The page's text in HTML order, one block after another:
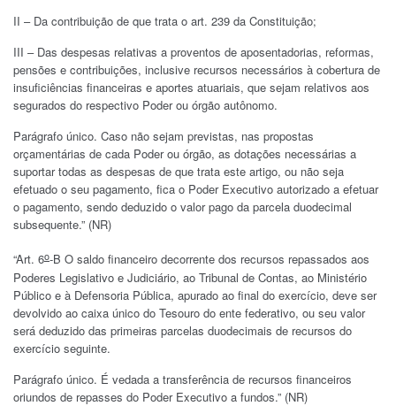
II – Da contribuição de que trata o art. 239 da Constituição;
III – Das despesas relativas a proventos de aposentadorias, reformas,
pensões e contribuições, inclusive recursos necessários à cobertura de
insuficiências financeiras e aportes atuariais, que sejam relativos aos
segurados do respectivo Poder ou órgão autônomo.
Parágrafo único. Caso não sejam previstas, nas propostas
orçamentárias de cada Poder ou órgão, as dotações necessárias a
suportar todas as despesas de que trata este artigo, ou não seja
efetuado o seu pagamento, fica o Poder Executivo autorizado a efetuar
o pagamento, sendo deduzido o valor pago da parcela duodecimal
subsequente.” (NR)
“Art. 6o-B O saldo financeiro decorrente dos recursos repassados aos
Poderes Legislativo e Judiciário, ao Tribunal de Contas, ao Ministério
Público e à Defensoria Pública, apurado ao final do exercício, deve ser
devolvido ao caixa único do Tesouro do ente federativo, ou seu valor
será deduzido das primeiras parcelas duodecimais de recursos do
exercício seguinte.
Parágrafo único. É vedada a transferência de recursos financeiros
oriundos de repasses do Poder Executivo a fundos.” (NR)